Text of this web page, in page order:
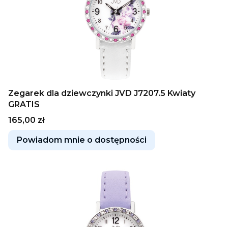
Zegarek dla dziewczynki JVD J7207.5 Kwiaty
GRATIS
Cena
165,00 zł
Powiadom mnie o dostępności